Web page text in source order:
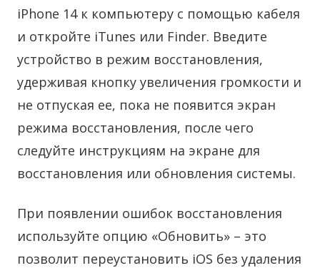
iPhone 14 к компьютеру с помощью кабеля
и откройте iTunes или Finder. Введите
устройство в режим восстановления,
удерживая кнопку увеличения громкости и
не отпуская ее, пока не появится экран
режима восстановления, после чего
следуйте инструкциям на экране для
восстановления или обновления системы.
При появлении ошибок восстановления
используйте опцию «Обновить» – это
позволит переустановить iOS без удаления